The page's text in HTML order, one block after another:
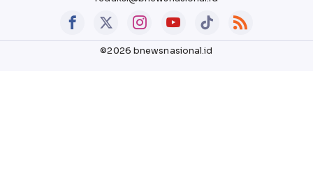
©2026 bnewsnasional.id